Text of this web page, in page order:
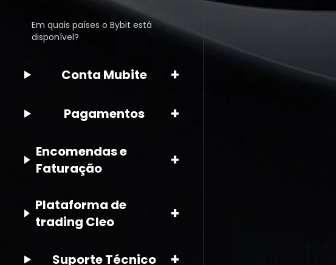
Em quais países o Bybit está
disponível?
Conta Mubite +
Pagamentos +
Encomendas e
Faturação
+
Plataforma de
trading Cleo
+
Suporte Técnico +